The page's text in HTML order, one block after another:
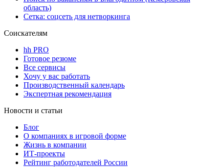
область)
Сетка: соцсеть для нетворкинга
Соискателям
hh PRO
Готовое резюме
Все сервисы
Хочу у вас работать
Производственный календарь
Экспертная рекомендация
Новости и статьи
Блог
О компаниях в игровой форме
Жизнь в компании
ИТ-проекты
Рейтинг работодателей России